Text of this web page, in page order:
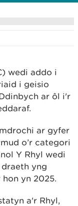
wedi addo i
i geisio
ar ôl i'r
ar gyfer
o’r categori
Y Rhyl wedi
yng
yn 2025.
a'r Rhyl,